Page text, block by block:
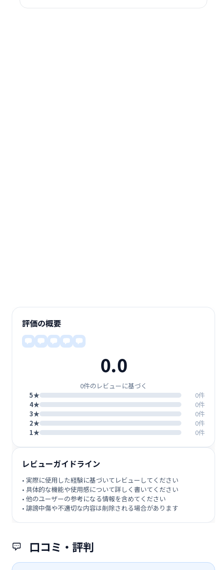
口コミ・評判
評価の概要
0.0
0件のレビューに基づく
5★
0件
4★
0件
3★
0件
2★
0件
1★
0件
レビューガイドライン
• 実際に使用した経験に基づいてレビューしてください
• 具体的な機能や使用感について詳しく書いてください
• 他のユーザーの参考になる情報を含めてください
• 誹謗中傷や不適切な内容は削除される場合があります